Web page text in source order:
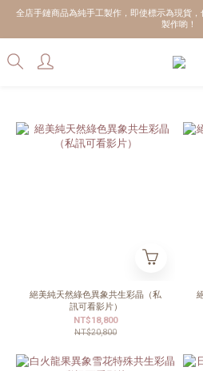
全店手鏈商品為純手工製作，即使標示為現貨
製作喲！
絕美純天然綠色異象共生彩晶（私
訊可看影片）
NT$18,800
NT$20,800